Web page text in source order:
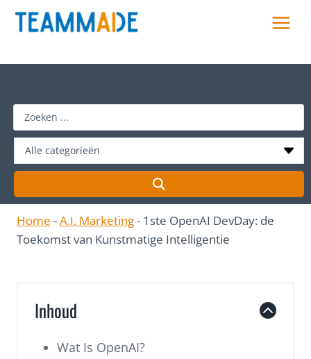
Skip
h
Home -A.I. Marketing- 1ste OpenAI DevDay: de
Toekomst van Kunstmatige Intelligentie
Inhoud
Wat Is OpenAI?